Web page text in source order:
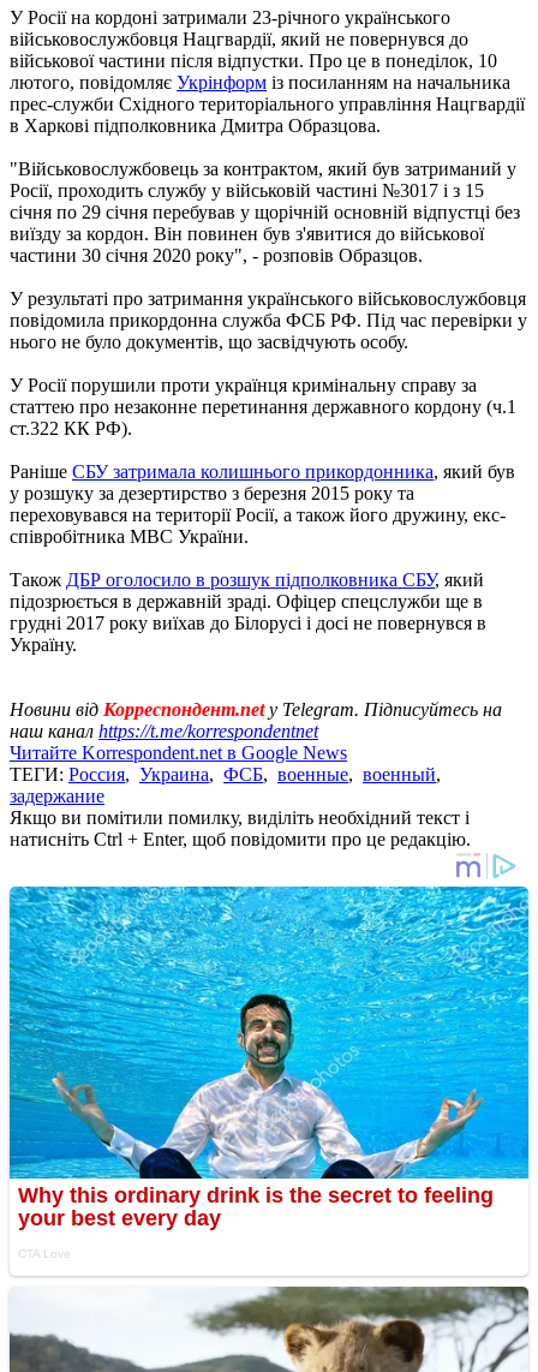
У Росії на кордоні затримали 23-річного українського
військовослужбовця Нацгвардії, який не повернувся до
військової частини після відпустки. Про це в понеділок, 10
лютого, повідомляє Укрінформ із посиланням на начальника
прес-служби Східного територіального управління Нацгвардії
в Харкові підполковника Дмитра Образцова.
"Військовослужбовець за контрактом, який був затриманий у
Росії, проходить службу у військовій частині №3017 і з 15
січня по 29 січня перебував у щорічній основній відпустці без
виїзду за кордон. Він повинен був з'явитися до військової
частини 30 січня 2020 року", - розповів Образцов.
У результаті про затримання українського військовослужбовця
повідомила прикордонна служба ФСБ РФ. Під час перевірки у
нього не було документів, що засвідчують особу.
У Росії порушили проти українця кримінальну справу за
статтею про незаконне перетинання державного кордону (ч.1
ст.322 КК РФ).
Раніше СБУ затримала колишнього прикордонника, який був
у розшуку за дезертирство з березня 2015 року та
переховувався на території Росії, а також його дружину, екс-
співробітника МВС України.
Також ДБР оголосило в розшук підполковника СБУ, який
підозрюється в державній зраді. Офіцер спецслужби ще в
грудні 2017 року виїхав до Білорусі і досі не повернувся в
Україну.
Новини від Корреспондент.net у Telegram. Підписуйтесь на
наш канал https://t.me/korrespondentnet
Читайте Korrespondent.net в Google News
ТЕГИ: Россия, Украина, ФСБ, военные, военный,
задержание
Якщо ви помітили помилку, виділіть необхідний текст і
натисніть Ctrl + Enter, щоб повідомити про це редакцію.